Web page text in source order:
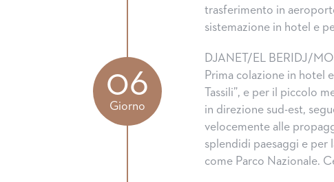
trasferimento in
sistemazione in hotel e
06
Giorno
DJANET/EL BERIDJ/
Prima colazione in hotel
Tassili”, e per il piccolo
in direzione sud-est,
velocemente alle
splendidi paesaggi e per
come Parco Nazionale.